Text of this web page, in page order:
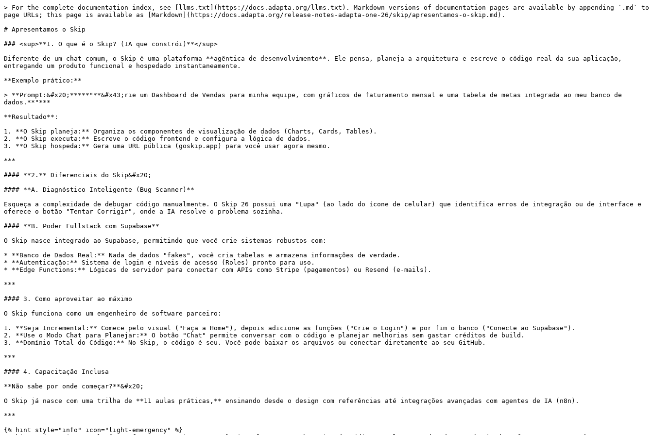
> For the complete documentation index, see [llms.txt](https://docs.adapta.org/llms.txt). Markdown versions of documentation pages are available by appending `.md` to
page URLs; this page is available as [Markdown](https://docs.adapta.org/release-notes-adapta-one-26/skip/apresentamos-o-skip.md).
# Apresentamos o Skip
### <sup>**1. O que é o Skip? (IA que constrói)**</sup>
Diferente de um chat comum, o Skip é uma plataforma **agêntica de desenvolvimento**. Ele pensa, planeja a arquitetura e escreve o código real da sua aplicação,
entregando um produto funcional e hospedado instantaneamente.
**Exemplo prático:**
> **Prompt:&#x20;*****"**&#x43;rie um Dashboard de Vendas para minha equipe, com gráficos de faturamento mensal e uma tabela de metas integrada ao meu banco de
dados.**"***
**Resultado**:
1. **O Skip planeja:** Organiza os componentes de visualização de dados (Charts, Cards, Tables).
2. **O Skip executa:** Escreve o código frontend e configura a lógica de dados.
3. **O Skip hospeda:** Gera uma URL pública (goskip.app) para você usar agora mesmo.
***
#### **2.** Diferenciais do Skip&#x20;
#### **A. Diagnóstico Inteligente (Bug Scanner)**
Esqueça a complexidade de debugar código manualmente. O Skip 26 possui uma "Lupa" (ao lado do ícone de celular) que identifica erros de integração ou de interface e
oferece o botão "Tentar Corrigir", onde a IA resolve o problema sozinha.
#### **B. Poder Fullstack com Supabase**
O Skip nasce integrado ao Supabase, permitindo que você crie sistemas robustos com:
* **Banco de Dados Real:** Nada de dados "fakes", você cria tabelas e armazena informações de verdade.
* **Autenticação:** Sistema de login e níveis de acesso (Roles) pronto para uso.
* **Edge Functions:** Lógicas de servidor para conectar com APIs como Stripe (pagamentos) ou Resend (e-mails).
***
#### 3. Como aproveitar ao máximo
O Skip funciona como um engenheiro de software parceiro:
1. **Seja Incremental:** Comece pelo visual ("Faça a Home"), depois adicione as funções ("Crie o Login") e por fim o banco ("Conecte ao Supabase").
2. **Use o Modo Chat para Planejar:** O botão "Chat" permite conversar com o código e planejar melhorias sem gastar créditos de build.
3. **Domínio Total do Código:** No Skip, o código é seu. Você pode baixar os arquivos ou conectar diretamente ao seu GitHub.
***
#### 4. Capacitação Inclusa
**Não sabe por onde começar?**&#x20;
O Skip já nasce com uma trilha de **11 aulas práticas,** ensinando desde o design com referências até integrações avançadas com agentes de IA (n8n).
***
{% hint style="info" icon="light-emergency" %}